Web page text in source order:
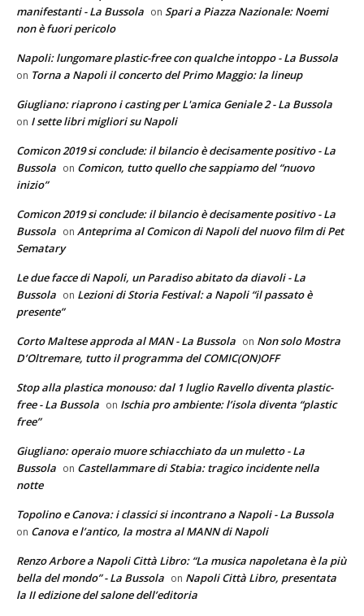
manifestanti - La Bussola on Spari a Piazza Nazionale: Noemi
non è fuori pericolo
Napoli: lungomare plastic-free con qualche intoppo - La Bussola
on Torna a Napoli il concerto del Primo Maggio: la lineup
Giugliano: riaprono i casting per L'amica Geniale 2 - La Bussola
on I sette libri migliori su Napoli
Comicon 2019 si conclude: il bilancio è decisamente positivo - La
Bussola on Comicon, tutto quello che sappiamo del “nuovo
inizio”
Comicon 2019 si conclude: il bilancio è decisamente positivo - La
Bussola on Anteprima al Comicon di Napoli del nuovo film di Pet
Sematary
Le due facce di Napoli, un Paradiso abitato da diavoli - La
Bussola on Lezioni di Storia Festival: a Napoli “il passato è
presente”
Corto Maltese approda al MAN - La Bussola on Non solo Mostra
D’Oltremare, tutto il programma del COMIC(ON)OFF
Stop alla plastica monouso: dal 1 luglio Ravello diventa plastic-
free - La Bussola on Ischia pro ambiente: l’isola diventa “plastic
free”
Giugliano: operaio muore schiacchiato da un muletto - La
Bussola on Castellammare di Stabia: tragico incidente nella
notte
Topolino e Canova: i classici si incontrano a Napoli - La Bussola
on Canova e l’antico, la mostra al MANN di Napoli
Renzo Arbore a Napoli Città Libro: “La musica napoletana è la più
bella del mondo” - La Bussola on Napoli Città Libro, presentata
la II edizione del salone dell’editoria